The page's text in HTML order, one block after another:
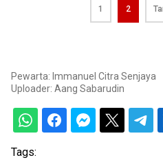
1 2
Pewarta: Immanuel Citra Senjaya
Uploader: Aang Sabarudin
Tags: